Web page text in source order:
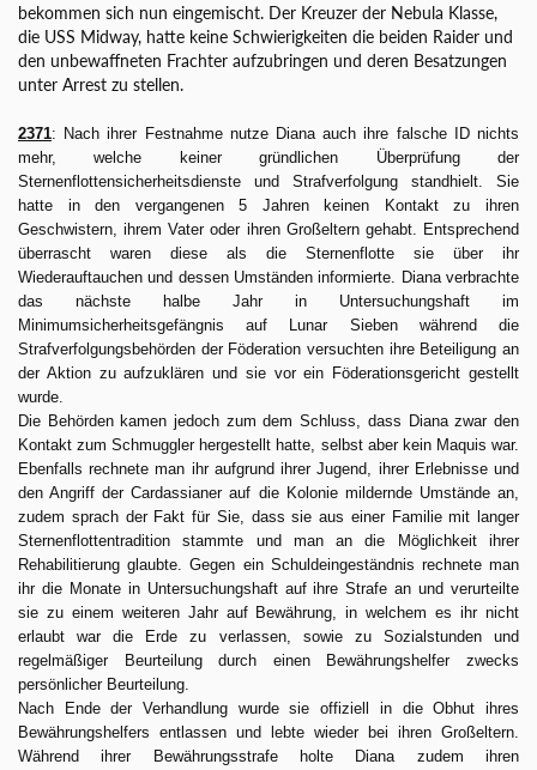
bekommen sich nun eingemischt. Der Kreuzer der Nebula Klasse,
die USS Midway, hatte keine Schwierigkeiten die beiden Raider und
den unbewaffneten Frachter aufzubringen und deren Besatzungen
unter Arrest zu stellen.
2371: Nach ihrer Festnahme nutze Diana auch ihre falsche ID nichts
mehr, welche keiner gründlichen Überprüfung der
Sternenflottensicherheitsdienste und Strafverfolgung standhielt. Sie
hatte in den vergangenen 5 Jahren keinen Kontakt zu ihren
Geschwistern, ihrem Vater oder ihren Großeltern gehabt. Entsprechend
überrascht waren diese als die Sternenflotte sie über ihr
Wiederauftauchen und dessen Umständen informierte. Diana verbrachte
das nächste halbe Jahr in Untersuchungshaft im
Minimumsicherheitsgefängnis auf Lunar Sieben während die
Strafverfolgungsbehörden der Föderation versuchten ihre Beteiligung an
der Aktion zu aufzuklären und sie vor ein Föderationsgericht gestellt
wurde.
Die Behörden kamen jedoch zum dem Schluss, dass Diana zwar den
Kontakt zum Schmuggler hergestellt hatte, selbst aber kein Maquis war.
Ebenfalls rechnete man ihr aufgrund ihrer Jugend, ihrer Erlebnisse und
den Angriff der Cardassianer auf die Kolonie mildernde Umstände an,
zudem sprach der Fakt für Sie, dass sie aus einer Familie mit langer
Sternenflottentradition stammte und man an die Möglichkeit ihrer
Rehabilitierung glaubte. Gegen ein Schuldeingeständnis rechnete man
ihr die Monate in Untersuchungshaft auf ihre Strafe an und verurteilte
sie zu einem weiteren Jahr auf Bewährung, in welchem es ihr nicht
erlaubt war die Erde zu verlassen, sowie zu Sozialstunden und
regelmäßiger Beurteilung durch einen Bewährungshelfer zwecks
persönlicher Beurteilung.
Nach Ende der Verhandlung wurde sie offiziell in die Obhut ihres
Bewährungshelfers entlassen und lebte wieder bei ihren Großeltern.
Während ihrer Bewährungsstrafe holte Diana zudem ihren